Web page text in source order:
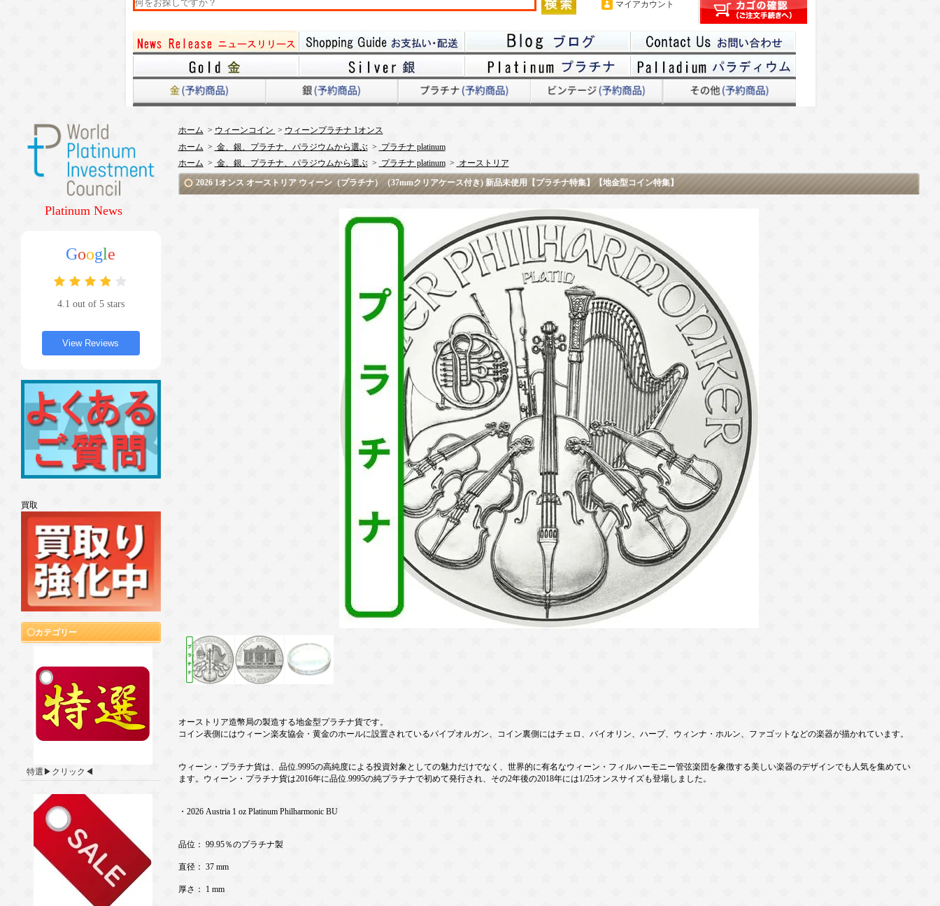
マイアカウント
Platinum News
Google
4.1 out of 5 stars
View Reviews
買取
カテゴリー
特選▶クリック◀
ホーム > ウィーンコイン > ウィーンプラチナ 1オンス
ホーム > 金、銀、プラチナ、パラジウムから選ぶ> プラチナ platinum
ホーム > 金、銀、プラチナ、パラジウムから選ぶ> プラチナ platinum> オーストリア
2026 1オンス オーストリア ウィーン（プラチナ）（37mmクリアケース付き) 新品未使用【プラチナ特集】【地金型コイン特集】
オーストリア造幣局の製造する地金型プラチナ貨です。
コイン表側にはウィーン楽友協会・黄金のホールに設置されているパイプオルガン、コイン裏側にはチェロ、バイオリン、ハープ、ウィンナ・ホルン、ファゴットなどの楽器が描かれています。
ウィーン・プラチナ貨は、品位.9995の高純度による投資対象としての魅力だけでなく、世界的に有名なウィーン・フィルハーモニー管弦楽団を象徴する美しい楽器のデザインでも人気を集めてい
ます。ウィーン・プラチナ貨は2016年に品位.9995の純プラチナで初めて発行され、その2年後の2018年には1/25オンスサイズも登場しました。
・2026 Austria 1 oz Platinum Philharmonic BU
品位： 99.95％のプラチナ製
直径： 37 mm
厚さ： 1 mm